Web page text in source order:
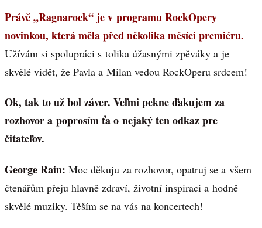
Právě „Ragnarock“ je v programu RockOpery
novinkou, která měla před několika měsíci premiéru.
Užívám si spolupráci s tolika úžasnými zpěváky a je
skvělé vidět, že Pavla a Milan vedou RockOperu srdcem!
Ok, tak to už bol záver. Veľmi pekne ďakujem za
rozhovor a poprosím ťa o nejaký ten odkaz pre
čitateľov.
George Rain: Moc děkuju za rozhovor, opatruj se a všem
čtenářům přeju hlavně zdraví, životní inspiraci a hodně
skvělé muziky. Těším se na vás na koncertech!